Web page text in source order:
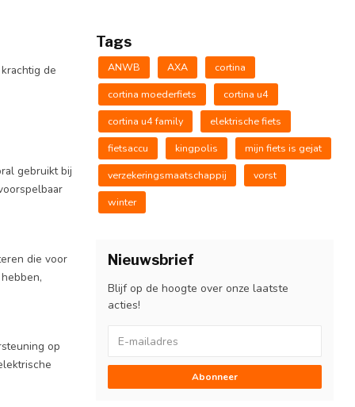
de
gebruikt bij
die voor
op
Tags
ANWB AXA
cortina
cortina moederfiets
cortina u4
cortina u4 family
elektrische fiets
fietsaccu
kingpolis
mijn fiets is gejat
verzekeringsmaatschappij
vorst
winter
Nieuwsbrief
Blijf op de hoogte over onze laatste
acties!
Abonneer